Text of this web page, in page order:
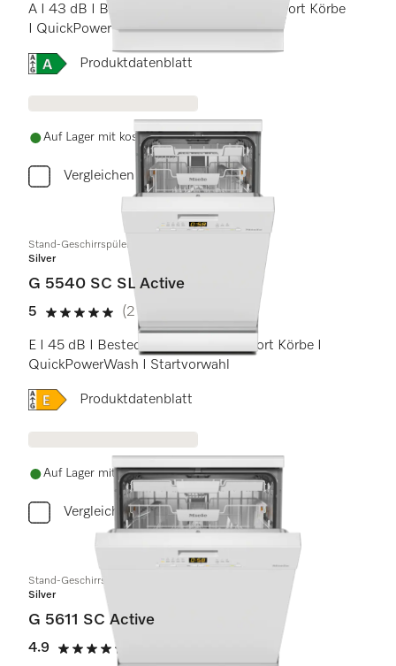
A I 43 dB I Besteckschublade I MaxiComfort Körbe
I QuickPowerWash I AutoOpen
Onlinelabel Image, Energielabel
Produktdatenblatt
Auf Lager mit kostenlosem Versand
Vergleichen
Stand-Geschirrspüler 45cm
Silver
G 5540 SC SL Active
5
5 Sterne von 5
(2 Bewertungen)
E I 45 dB I Besteckschublade I Comfort Körbe I
QuickPowerWash I Startvorwahl
Onlinelabel Image, Energielabel
Produktdatenblatt
Auf Lager mit kostenlosem Versand
Vergleichen
Stand-Geschirrspüler
Silver
G 5611 SC Active
4.9
4.9 Sterne von 5